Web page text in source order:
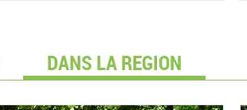
DANS LA REGION